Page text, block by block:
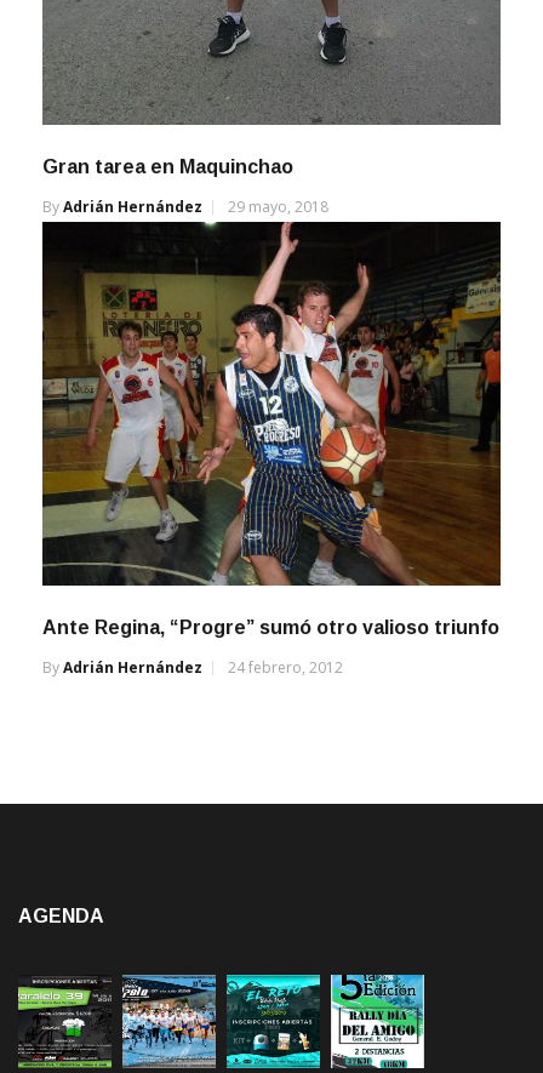
Gran tarea en Maquinchao
ByAdrián Hernández 29 mayo, 2018
Ante Regina, “Progre” sumó otro valioso triunfo
ByAdrián Hernández 24 febrero, 2012
AGENDA